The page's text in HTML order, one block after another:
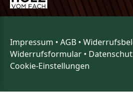
Impressum • AGB •
Widerrufsformular •
Cookie-Einstellungen